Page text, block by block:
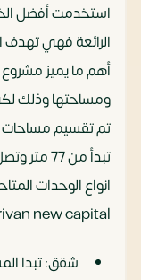
استخدمت أفضل
الرائعة فهي تهدف
أهم ما يميز
ومساحتها وذلك
تبدأ من 77 متر وتصل الى 550 متر عبارة عن :-
انواع الوحدات
new capital
شقق: تبدا المساحة من 75 متر